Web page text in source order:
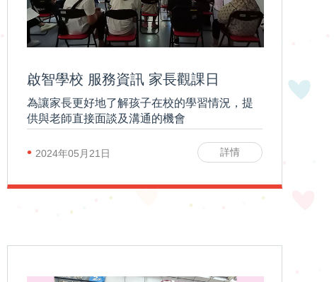
啟智學校 服務資訊 家長觀課日
為讓家長更好地了解孩子在校的學習情況，提
供與老師直接面談及溝通的機會
• 2024年05月21日 詳情